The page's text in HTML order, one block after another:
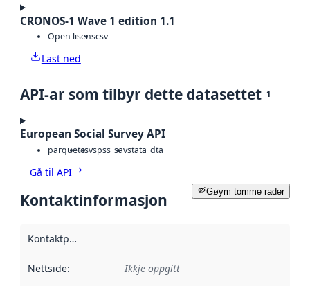
CRONOS-1 Wave 1 edition 1.1
Open lisenscsv
Last ned
API-ar som tilbyr dette datasettet 1
European Social Survey API
parquetcsvspss_savstata_dta
Gå til API
Gøym tomme rader
Kontaktinformasjon
Kontaktpunkt
Nettside: Ikkje oppgitt